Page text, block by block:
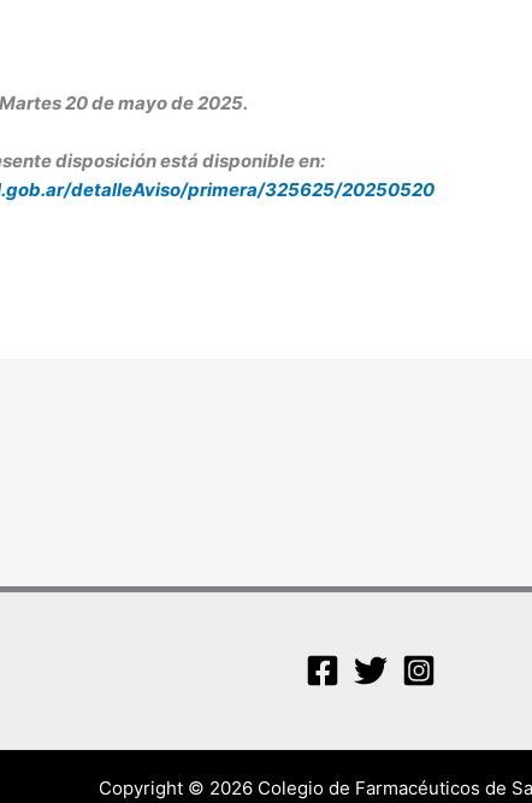
20 de mayo de 2025.
disposición está disponible en:
detalleAviso/primera/325625/20250520
Copyright © 2026 Colegio de Farmacéuticos de